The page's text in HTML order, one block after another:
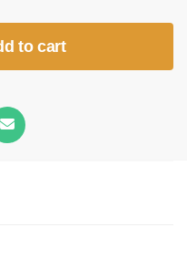
to cart